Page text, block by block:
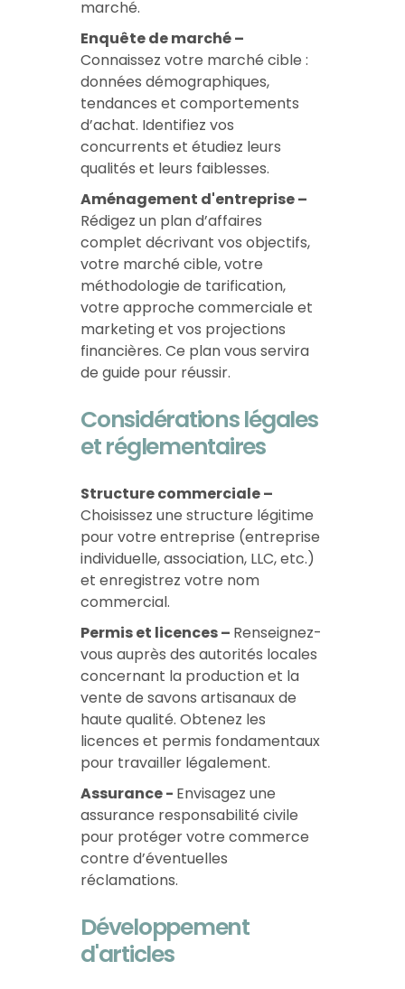
marché.
Enquête de marché –
Connaissez votre marché cible :
données démographiques,
tendances et comportements
d’achat. Identifiez vos
concurrents et étudiez leurs
qualités et leurs faiblesses.
Aménagement d'entreprise –
Rédigez un plan d’affaires
complet décrivant vos objectifs,
votre marché cible, votre
méthodologie de tarification,
votre approche commerciale et
marketing et vos projections
financières. Ce plan vous servira
de guide pour réussir.
Considérations légales
et réglementaires
Structure commerciale –
Choisissez une structure légitime
pour votre entreprise (entreprise
individuelle, association, LLC, etc.)
et enregistrez votre nom
commercial.
Permis et licences – Renseignez-
vous auprès des autorités locales
concernant la production et la
vente de savons artisanaux de
haute qualité. Obtenez les
licences et permis fondamentaux
pour travailler légalement.
Assurance - Envisagez une
assurance responsabilité civile
pour protéger votre commerce
contre d’éventuelles
réclamations.
Développement
d'articles